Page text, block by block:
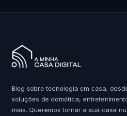
Blog sobre tecnologia em casa,
soluções de domótica,
mais. Queremos tornar a sua casa